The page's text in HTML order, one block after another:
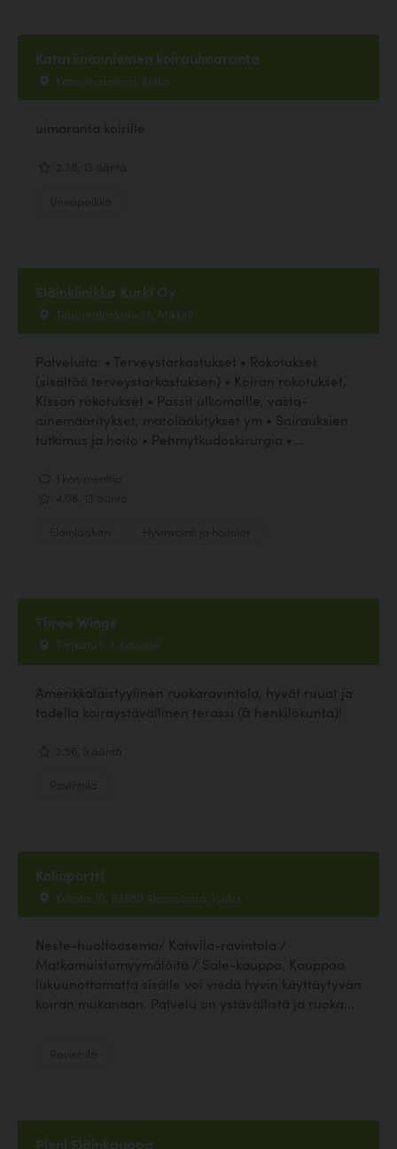
Katariinanniemen koirauimaranta
Katariinanniemi, Kotka
uimaranta koirille
Eläinklinikka Kurki Oy
Tuppuralankatu 36, Mikkeli
Palveluita: • Terveystarkastukset • Rokotukset
(sisältää terveystarkastuksen) • Koiran rokotukset,
Kissan rokotukset • Passit ulkomaille, vasta-
ainemääritykset, matolääkitykset ym • Sairauksien
tutkimus ja hoito • Pehmytkudoskirurgia •...
Three Wings
Torikatu 1-3, Kouvola
Amerikkalaistyylinen ruokaravintola, hyvät ruuat ja
todella koiraystävällinen terassi (& henkilökunta)!
Kolinportti
Kolintie 10, 83950 Ahmovaara, Juuka
Neste-huoltoasema/ Kahvila-ravintola /
Matkamuistomyymälöitä / Sale-kauppa. Kauppaa
lukuunottamatta sisälle voi viedä hyvin käyttäytyvän
koiran mukanaan. Palvelu on ystävällistä ja ruoka...
Pieni Eläinkauppa